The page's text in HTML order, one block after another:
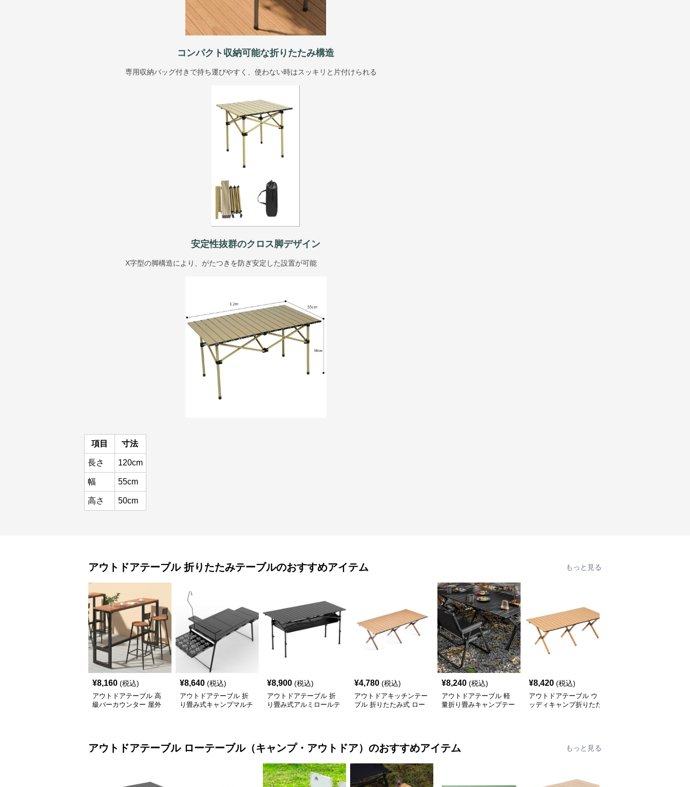
コンパクト収納可能な折りたたみ構造
専用収納バッグ付きで持ち運びやすく、使わない時はスッキリと片付けられる
安定性抜群のクロス脚デザイン
X字型の脚構造により、がたつきを防ぎ安定した設置が可能
項目 寸法
長さ 120cm
幅 55cm
高さ 50cm
アウトドアテーブル 折りたたみテーブルのおすすめアイテム もっと見る
¥8,160 (税込)
アウトドアテーブル 高
級バーカウンター 屋外
¥8,640 (税込)
アウトドアテーブル 折
り畳み式キャンプマルチ
¥8,900 (税込)
アウトドアテーブル 折
り畳み式アルミロールテ
¥4,780 (税込)
アウトドアキッチンテー
ブル 折りたたみ式 ロー
¥8,240 (税込)
アウトドアテーブル 軽
量折り畳みキャンプテー
¥8,420 (税込)
アウトドアテーブル ウ
ッディキャンプ折りたた
アウトドアテーブル ローテーブル（キャンプ・アウトドア） のおすすめアイテム もっと見る